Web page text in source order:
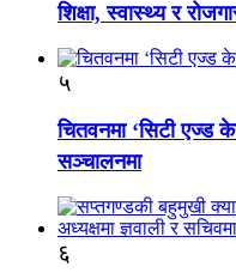
शिक्षा, स्वास्थ्य र
५
चितवनमा ‘सिटी एज्ड
सञ्चालनमा
६